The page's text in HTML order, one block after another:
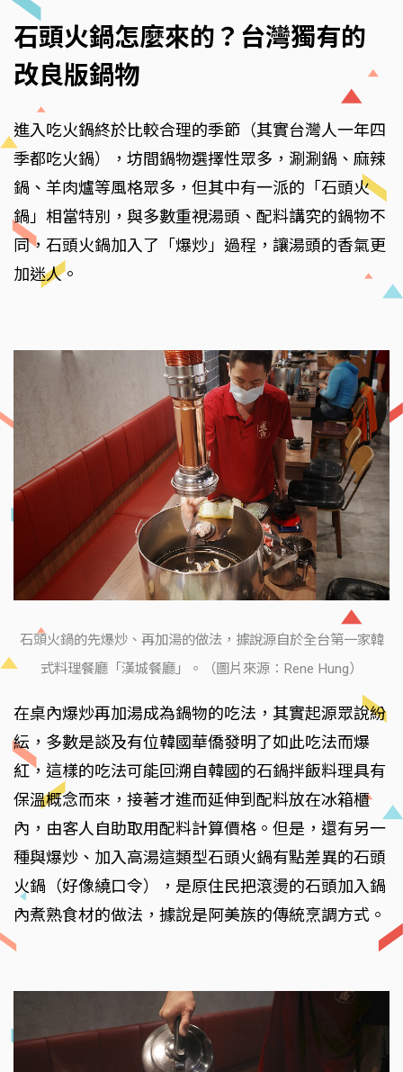
石頭火鍋怎麼來的？台灣獨有的
改良版鍋物
進入吃火鍋終於比較合理的季節（其實台灣人一年四
季都吃火鍋），坊間鍋物選擇性眾多，涮涮鍋、麻辣
鍋、羊肉爐等風格眾多，但其中有一派的「石頭火
鍋」相當特別，與多數重視湯頭、配料講究的鍋物不
同，石頭火鍋加入了「爆炒」過程，讓湯頭的香氣更
加迷人。
石頭火鍋的先爆炒、再加湯的做法，據說源自於全台第一家韓
式料理餐廳「漢城餐廳」。（圖片來源：Rene Hung）
在桌內爆炒再加湯成為鍋物的吃法，其實起源眾說紛
紜，多數是談及有位韓國華僑發明了如此吃法而爆
紅，這樣的吃法可能回溯自韓國的石鍋拌飯料理具有
保溫概念而來，接著才進而延伸到配料放在冰箱櫃
內，由客人自助取用配料計算價格。但是，還有另一
種與爆炒、加入高湯這類型石頭火鍋有點差異的石頭
火鍋（好像繞口令），是原住民把滾燙的石頭加入鍋
內煮熟食材的做法，據說是阿美族的傳統烹調方式。